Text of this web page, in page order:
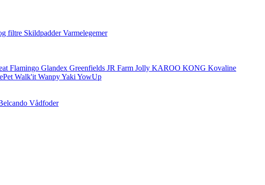
filtre Skildpadder Varmelegemer
Flamingo Glandex Greenfields JR Farm Jolly KAROO KONG Kovaline
Walk'it WanpyYaki YowUp
Vådfoder